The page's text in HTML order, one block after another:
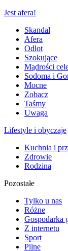
Jest afera!
Skandal
Afera
Odlot
Szokujące
Mądrości
Sodoma i
Mocne
Zobacz
Taśmy
Uwaga
Lifestyle i obyczaje
Kuchnia i
Zdrowie
Rodzina
Pozostałe
Tylko u nas
Różne
Gospodarka
Z internetu
Sport
Pilne